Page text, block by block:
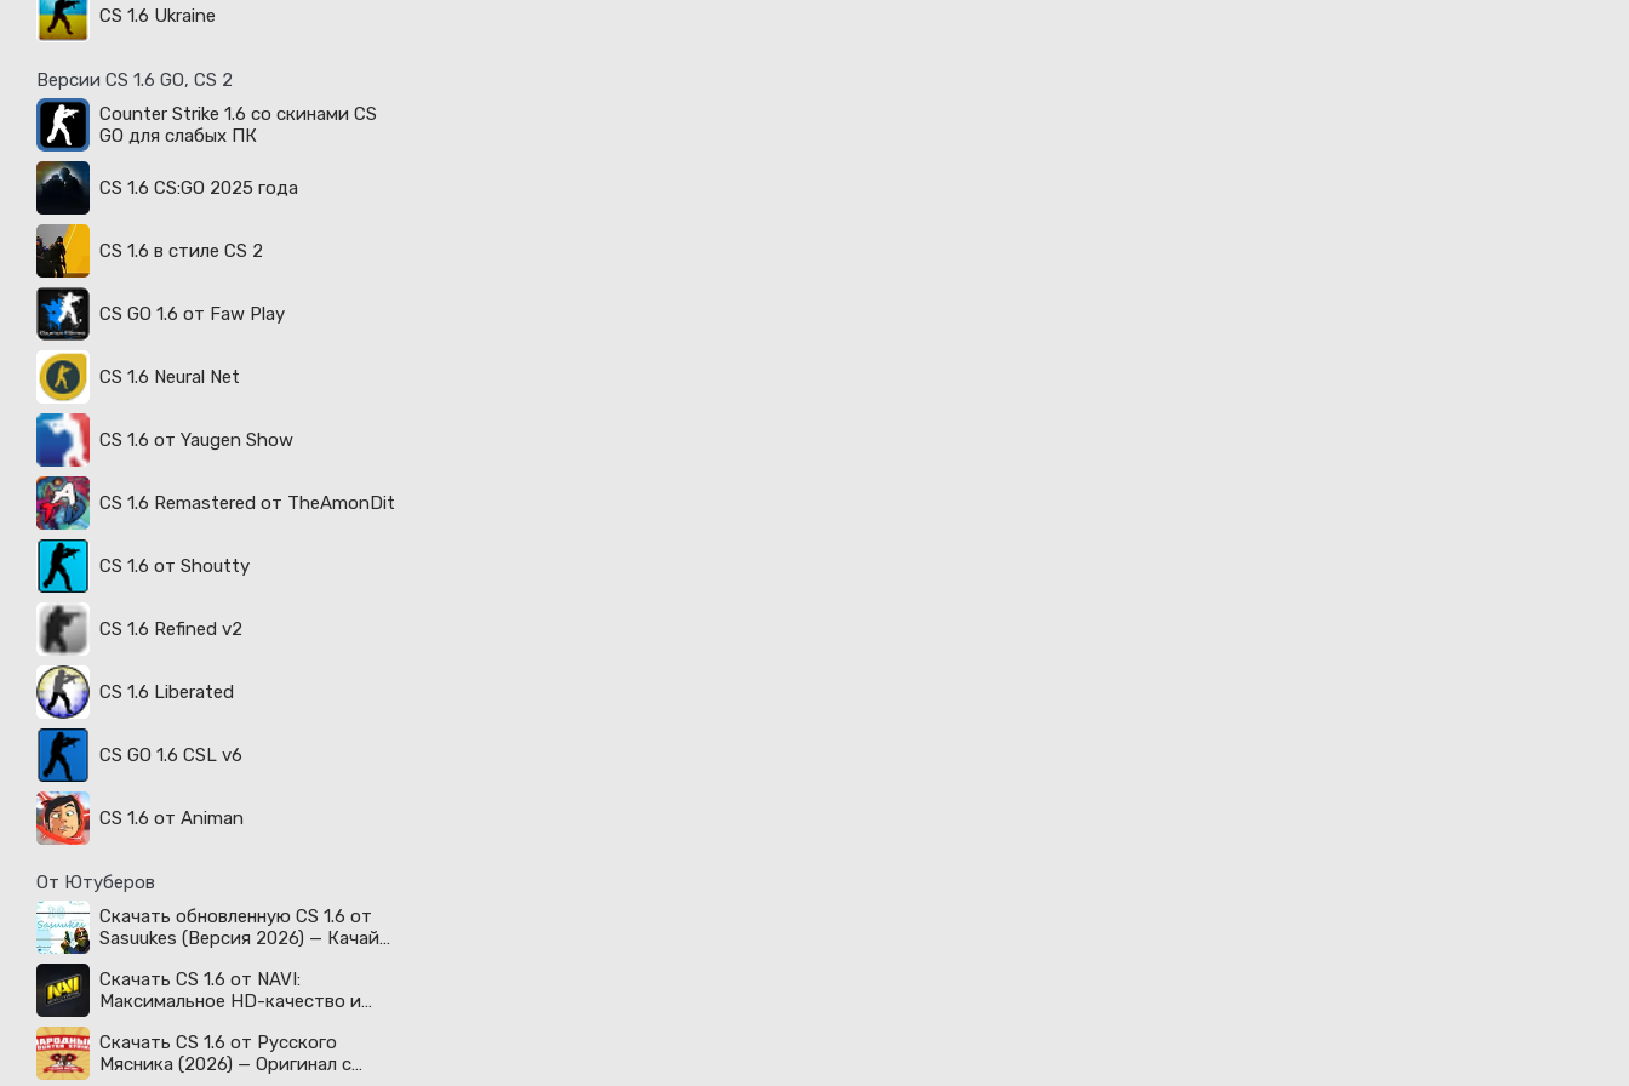
CS 1.6 Ukraine
Версии CS 1.6 GO, CS 2
Counter Strike 1.6 со скинами CS
GO для слабых ПК
CS 1.6 CS:GO 2025 года
CS 1.6 в стиле CS 2
CS GO 1.6 от Faw Play
CS 1.6 Neural Net
CS 1.6 от Yaugen Show
CS 1.6 Remastered от TheAmonDit
CS 1.6 от Shoutty
CS 1.6 Refined v2
CS 1.6 Liberated
CS GO 1.6 CSL v6
CS 1.6 от Animan
От Ютуберов
Скачать обновленную CS 1.6 от
Sasuukes (Версия 2026) — Качай
Скачать CS 1.6 от NAVI:
Максимальное HD-качество и
Скачать CS 1.6 от Русского
Мясника (2026) — Оригинал с